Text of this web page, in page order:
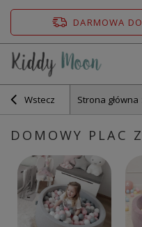
DARMOWA
Wstecz Strona główna
DOMOWY PLAC